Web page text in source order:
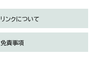
リンクについて
免責事項